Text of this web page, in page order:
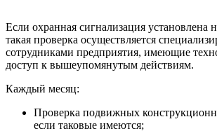
Если охранная сигнализация установлена
такая проверка осуществляется
сотрудниками предприятия, имеющие
доступ к вышеупомянутым действиям.
Каждый месяц:
Проверка подвижных
если таковые имеются;